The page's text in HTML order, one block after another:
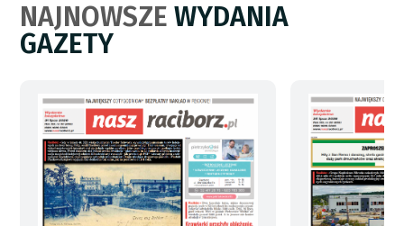
NAJNOWSZEWYDANIA
GAZETY